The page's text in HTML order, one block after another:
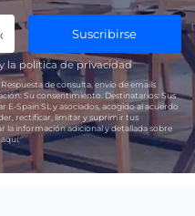
Suscribirse
y lapolítica de privacidad
Respuesta de consulta, envío de emails
Su consentimiento. Destinatarios:Sus
E-Spain SL y asociados, acogido al acuerdo
rectificar, limitar y suprimir tus
la información adicional y detallada sobre